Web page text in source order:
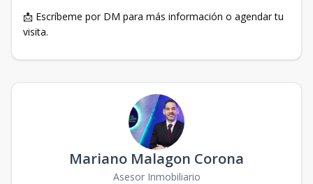
📩 Escríbeme por DM para más información o agendar tu
visita.
Mariano Malagon Corona
Asesor Inmobiliario